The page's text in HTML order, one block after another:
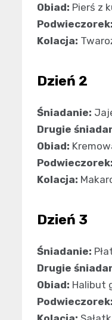
Obiad: Pierś z
Podwieczorek:
Kolacja:
Dzień 2
Śniadanie:
Drugie
Obiad:
Podwieczorek:
Kolacja:
Dzień 3
Śniadanie:
Drugie
Obiad: Halibut
Podwieczorek: